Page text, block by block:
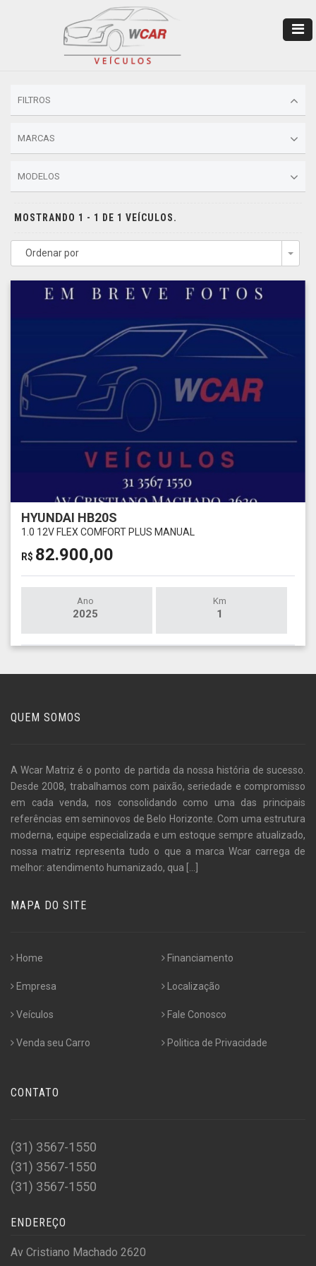
FILTROS
MARCAS
MODELOS
MOSTRANDO 1 - 1 DE 1 VEÍCULOS.
Ordenar por
HYUNDAI HB20S
1.0 12V FLEX COMFORT PLUS MANUAL
R$ 82.900,00
Ano
2025
Km
1
QUEM SOMOS
A Wcar Matriz é o ponto de partida da nossa história de sucesso.
Desde 2008, trabalhamos com paixão, seriedade e compromisso
em cada venda, nos consolidando como uma das principais
referências em seminovos de Belo Horizonte. Com uma estrutura
moderna, equipe especializada e um estoque sempre atualizado,
nossa matriz representa tudo o que a marca Wcar carrega de
melhor: atendimento humanizado, qua [...]
MAPA DO SITE
Home
Empresa
Veículos
Venda seu Carro
Financiamento
Localização
Fale Conosco
Politica de Privacidade
CONTATO
(31) 3567-1550
(31) 3567-1550
(31) 3567-1550
ENDEREÇO
Av Cristiano Machado 2620